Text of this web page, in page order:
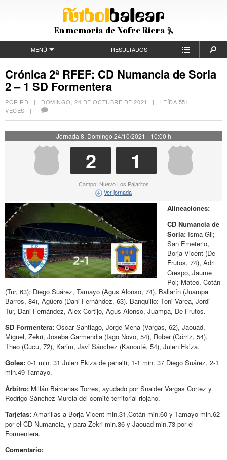
En memoria de Nofre Riera
MENÚ RESULTADOS
Crónica 2ª RFEF: CD Numancia de Soria
2 – 1 SD Formentera
POR RD | DOMINGO, 24 DE OCTUBRE DE 2021
| LEÍDA 551
VECES |
Jornada 8, Domingo 24/10/2021 - 10:00 h
2 1
Campo: Nuevo Los Pajaritos
Ver jornada
Alineaciones:
CD Numancia de
Soria: Isma Gil;
San Emeterio,
Borja Vicent (De
Frutos, 74), Adri
Crespo, Jaume
Pol; Mateo, Cotán
(Tur, 63); Diego Suárez, Tamayo (Agus Alonso, 74), Ballarín (Juampa
Barros, 84), Agüero (Dani Fernández, 63). Banquillo: Toni Varea, Jordi
Tur, Dani Fernández, Alex Cortijo, Agus Alonso, Juampa, De Frutos.
SD Formentera: Óscar Santiago, Jorge Mena (Vargas, 62), Jaouad,
Miguel, Zekri, Joseba Garmendia (Iago Novo, 54), Rober (Górriz, 54),
Theo (Cucu, 72), Karim, Javi Sánchez (Kanouté, 54), Julen Ekiza.
Goles: 0-1 min. 31 Julen Ekiza de penalti, 1-1 min. 37 Diego Suárez, 2-1
min.49 Tamayo.
Árbitro: Millán Bárcenas Torres, ayudado por Snaider Vargas Cortez y
Rodrigo Sánchez Murcia del comité territorial riojano.
Tarjetas: Amarillas a Borja Vicent min.31,Cotán min.60 y Tamayo min.62
por el CD Numancia, y para Zekri min.36 y Jaouad min.73 por el
Formentera.
Comentario: